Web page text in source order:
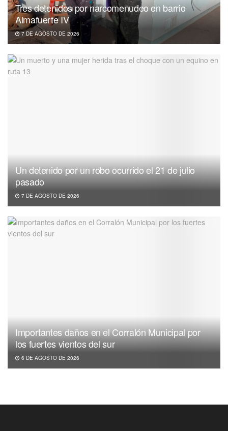
Tres detenidos por narcomenudeo en barrio
Almafuerte IV
7 DE AGOSTO DE 2026
Un detenido por un robo ocurrido el 21 de julio
pasado
7 DE AGOSTO DE 2026
Importantes daños en el Corralón Municipal por
los fuertes vientos del sur
6 DE AGOSTO DE 2026